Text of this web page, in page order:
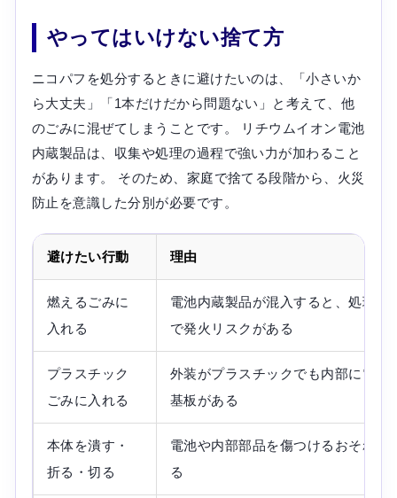
やってはいけない捨て方
ニコパフを処分するときに避けたいのは、「小さいか
ら大丈夫」「1本だけだから問題ない」と考えて、他
のごみに混ぜてしまうことです。 リチウムイオン電池
内蔵製品は、収集や処理の過程で強い力が加わること
があります。 そのため、家庭で捨てる段階から、火災
防止を意識した分別が必要です。
避けたい行動 理由
燃えるごみに
入れる
電池内蔵製品が混入すると、処理工
で発火リスクがある
プラスチック
ごみに入れる
外装がプラスチックでも内部に電池
基板がある
本体を潰す・
折る・切る
電池や内部部品を傷つけるおそれが
る